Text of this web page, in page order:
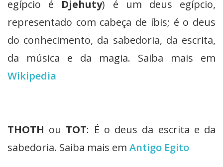
egípcio é Djehuty) é um deus egípcio,
representado com cabeça de íbis; é o deus
do conhecimento, da sabedoria, da escrita,
da música e da magia. Saiba mais em
Wikipedia
THOTH ou TOT: É o deus da escrita e da
sabedoria. Saiba mais em Antigo Egito